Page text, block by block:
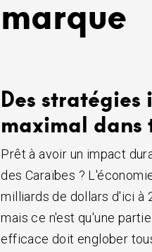
marque
Des
maximal dans
Prêt à avoir un impact
des Caraïbes ?
milliards de dollars d'ici à
mais ce n'est qu'une
efficace doit englober